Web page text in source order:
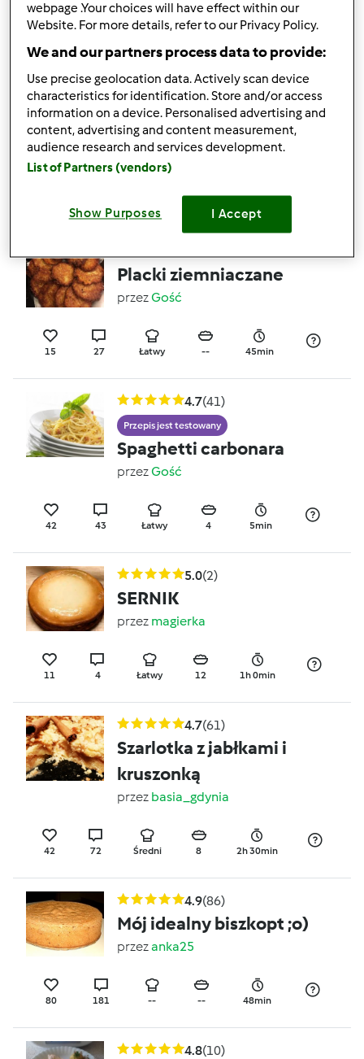
1h 30min
Chleb z ziaren bez
(mąki, drożdży)
przezGość
Placki ziemniaczane
przezGość
15 27 Łatwy -- 45min
4.7(41)
Przepis jest testowany
Spaghetti carbonara
przezGość
42 43 Łatwy 4 5min
5.0(2)
SERNIK
przez magierka
11 4 Łatwy 12 1h 0min
4.7(61)
Szarlotka z jabłkami i
kruszonką
przez basia_gdynia
42 72 Średni 8 2h 30min
4.9(86)
Mój idealny biszkopt ;o)
przezanka25
80 181 -- -- 48min
4.8(10)
webpage .Your choices will have effect within our
Website. For more details, refer to our Privacy Policy.
We and our partners process data to provide:
Use precise geolocation data. Actively scan device
characteristics for identification. Store and/or access
information on a device. Personalised advertising and
content, advertising and content measurement,
audience research and services development.
List of Partners (vendors)
Show Purposes I Accept